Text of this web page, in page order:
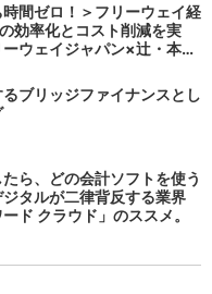
間ゼロ！＞フリーウェイ経
効率化とコスト削減を実
ウェイジャパン×辻・本郷
ブリッジファイナンスとし
ら、どの会計ソフトを使う
タルが二律背反する業界
ド クラウド」のススメ。